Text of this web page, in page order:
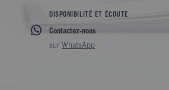
DISPONIBILITÉ ET ÉCOUTE
Contactez-nous
sur WhatsApp